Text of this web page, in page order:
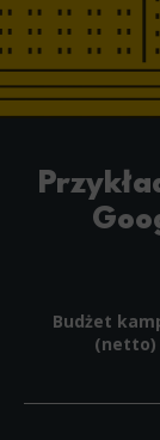
Budżet
(netto)